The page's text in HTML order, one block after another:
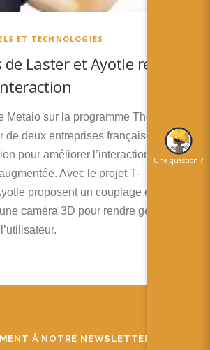
Español
ET TECHNOLOGIES
de Laster et Ayotle rendent
Metaio sur la programme Thermal
de deux entreprises françaises de
pour améliorer l’interaction des
Avec le projet T-
proposent un couplage entre une
caméra 3D pour rendre gestuelle
À NOTRE NEWSLETTER
Une question ?